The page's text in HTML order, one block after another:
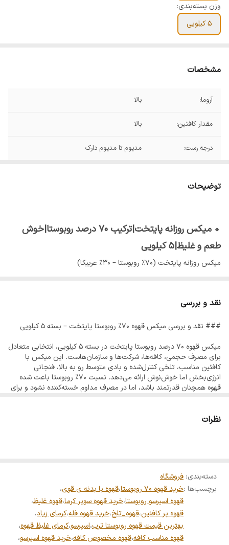
وزن بسته‌بندی:
۵ کیلویی
مشخصات
آروما: بالا
مقدار کافئین: بالا
درجه رست: مدیوم تا مدیوم دارک
توضیحات
🔸
میکس روزانه پایتخت|ترکیب ۷۰ درصد روبوستا|خوش
طعم و غلیظ|۵ کیلویی
میکس روزانه پایتخت (۷۰٪ روبوستا – ۳۰٪ عربیکا)
روبوستا و ۳۰٪ عربیکا طراحی شده تا همون تعادل جذاب بین قدرت،
کافئین بالا و کمی عطر و طعم لطیف عربیکا رو به شما بده.
این میکس برای چه کسانی مناسبه؟
دارن.
هستن.
✔️خانواده‌ها و مصرف‌کننده‌های روزمره‌ای که دنبال یه قهوه‌ی خوش‌طعم و
پرانرژی با قیمت مناسب هستن.
نقد و بررسی
### نقد و بررسی میکس قهوه ۷۰٪ روبوستا پایتخت – بسته ۵ کیلویی
میکس قهوه ۷۰ درصد روبوستا پایتخت در بسته ۵ کیلویی، انتخابی متعادل
برای مصرف حجمی، کافه‌ها، شرکت‌ها و سازمان‌هاست. این میکس با
کافئین مناسب، تلخی کنترل‌شده و بادی متوسط رو به بالا، فنجانی
انرژی‌بخش اما خوش‌نوش ارائه می‌دهد. نسبت ۷۰٪ روبوستا باعث شده
قهوه همچنان قدرتمند باشد، اما در مصرف مداوم خسته‌کننده نشود و برای
طرز تهیه استاندارد میکس ۷۰٪ روبوستا:
ویژگی‌ها:
- مناسب بسته ۵ کیلویی و مصرف پرتعداد
- تلخی کنترل‌شده و بادی مناسب
- اقتصادی و مقرون‌به‌صرفه
- ایده‌آل برای کافه‌ها، شرکت‌ها و سازمان‌ها
نظرات
دسته‌بندی: فروشگاه
برچسب‌ها :خرید قهوه 70 روبوستا ،قهوه با بدنه ی قوی،
قهوه اسپرسو روبوستا،خرید قهوه سوپر کرما،قهوه غلیظ،
قهوه پر کافئین،قهوه_تلخ،خرید قهوه فله،کرمای زیاد،
بهترین قیمت قهوه روبوستا ترب،اسپرسو،کرمای غلیظ قهوه،
قهوه مناسب کافه،قهوه مخصوص کافه،خرید قهوه اسپرسو،